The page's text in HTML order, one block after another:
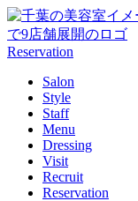
Reservation
Salon
Style
Staff
Menu
Dressing
Visit
Recruit
Reservation